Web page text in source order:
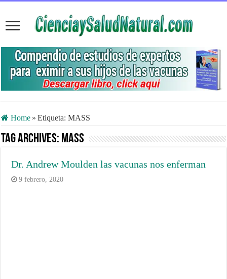
Home » Etiqueta:MASS
Tag Archives: MASS
Dr. Andrew Moulden las vacunas nos enferman
9 febrero, 2020